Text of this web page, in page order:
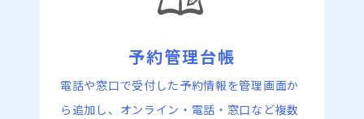
予約管理台帳
電話や窓口で受付した予約情報を管理画面か
ら追加し、オンライン・電話・窓口など複数